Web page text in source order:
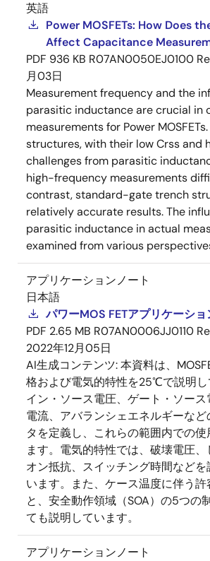
英語
Power MOSFETs: How Does
Affect Capacitance
PDF 936 KB R07AN0050EJ0100
月03日
Measurement frequency and the
parasitic inductance are crucial in
measurements for Power
structures, with their low Crss and
challenges from parasitic
high-frequency measurements
contrast, standard-gate trench
relatively accurate results. The
parasitic inductance in actual
examined from various
アプリケーションノート
日本語
パワーMOS FETアプリケーショ
PDF 2.65 MB R07AN0006JJ0110
2022年12月05日
AI生成コンテンツ:本資料は、
格および電気的特性を25℃で説明し
イン・ソース電圧、ゲート・ソー
電流、アバランシェエネルギーな
タを定義し、これらの範囲内での
ます。電気的特性では、破壊電圧、
オン抵抗、スイッチング時間などを
います。また、ケース温度に伴う
と、安全動作領域（SOA）の5つの
ても説明しています。
アプリケーションノート